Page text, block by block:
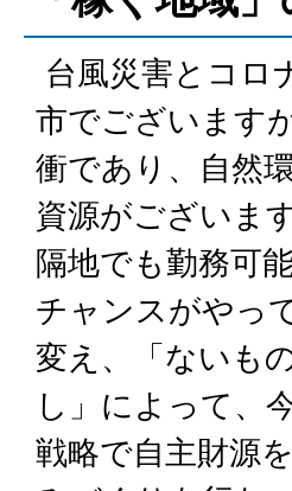
台風災害とコロ
市でございます
衝であり、自然
資源がございま
隔地でも勤務可
チャンスがやっ
変え、「ないも
し」によって、
戦略で自主財源